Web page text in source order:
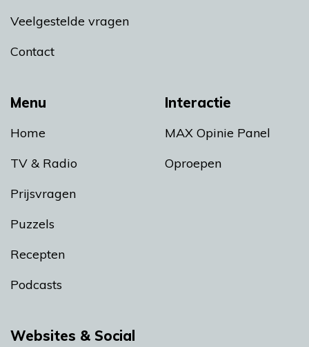
Menu
Home
TV & Radio
Prijsvragen
Puzzels
Recepten
Podcasts
Interactie
MAX Opinie Panel
Oproepen
Veelgestelde vragen
Contact
Websites & Social